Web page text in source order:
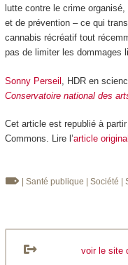
lutte contre le crime
et de prévention – ce qui
cannabis récréatif tout
pas de limiter les dommages
Sonny Perseil
, HDR en
Conservatoire national des
Cet article est republié à
Commons. Lire l’article original
| Santé publique | Société |
voir le site